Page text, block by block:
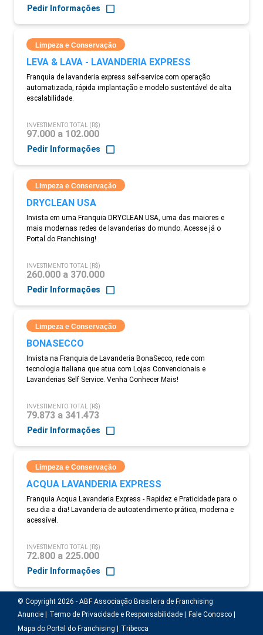
Pedir Informações
Limpeza e Conservação
LEVA & LAVA - LAVANDERIA EXPRESS
Franquia de lavanderia express self-service com operação
automatizada, rápida implantação e modelo sustentável de alta
escalabilidade.
INVESTIMENTO TOTAL (R$)
97.000 a 102.000
Pedir Informações
Limpeza e Conservação
DRYCLEAN USA
Invista em uma Franquia DRYCLEAN USA, uma das maiores e
mais modernas redes de lavanderias do mundo. Acesse já o
Portal do Franchising!
INVESTIMENTO TOTAL (R$)
260.000 a 370.000
Pedir Informações
Limpeza e Conservação
BONASECCO
Invista na Franquia de Lavanderia BonaSecco, rede com
tecnologia italiana que atua com Lojas Convencionais e
Lavanderias Self Service. Venha Conhecer Mais!
INVESTIMENTO TOTAL (R$)
79.873 a 341.473
Pedir Informações
Limpeza e Conservação
ACQUA LAVANDERIA EXPRESS
Franquia Acqua Lavanderia Express - Rapidez e Praticidade para o
seu dia a dia! Lavanderia de autoatendimento prática, moderna e
acessível.
INVESTIMENTO TOTAL (R$)
72.800 a 225.000
Pedir Informações
© Copyright 2026 - ABF Associação Brasileira de Franchising
Anuncie |
Termo de Privacidade e Responsabilidade |
Fale Conosco |
Mapa do Portal do Franchising |
Tribecca